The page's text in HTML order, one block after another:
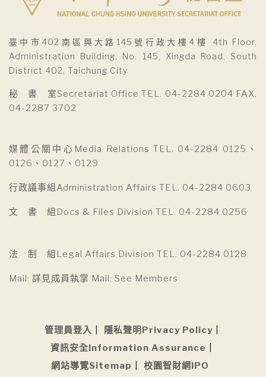
臺中市402南區興大路145號行政大樓4樓 4th Floor,
Administration Building, No. 145, Xingda Road, South
District 402, Taichung City
秘 書 室Secretariat Office TEL. 04-2284 0204 FAX.
04-2287 3702
媒體公關中心Media Relations TEL. 04-2284 0125、
0126、0127、0129
行政議事組Administration Affairs TEL. 04-2284 0603
文 書 組Docs & Files Division TEL. 04-2284 0256
法 制 組Legal Affairs Division TEL. 04-2284 0128
Mail: 詳見成員執掌 Mail: See Members
管理員登入
隱私聲明Privacy Policy
資訊安全Information Assurance
網站導覽Sitemap
校園智財網IPO